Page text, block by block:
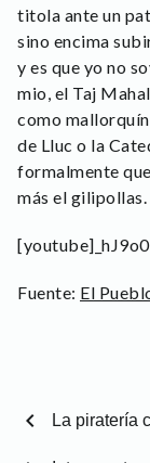
titola ante un
sino encima
y es que yo no
mio, el Taj
como
de Lluc o la
formalmente
más el gilipollas.
Fuente: El
chevron_left La piratería